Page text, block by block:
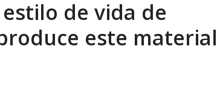
humanos en el Minister... AGOSTO 6, 2026
de vida de
este